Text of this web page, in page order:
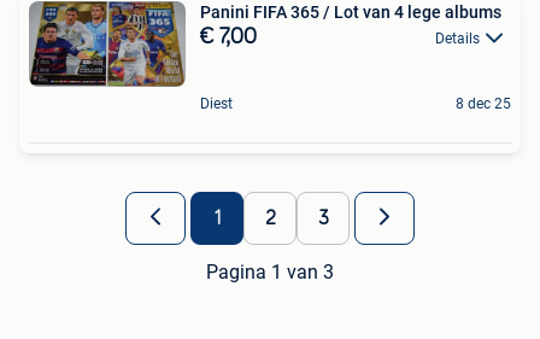
Panini FIFA 365 / Lot van 4 lege albums
€ 7,00 Details
Diest 8 dec 25
1 2 3
Pagina 1 van 3